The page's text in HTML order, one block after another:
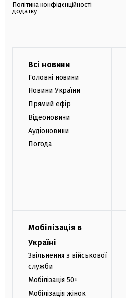
Політика конфіденційності
додатку
Всі новини
Головні новини
Новини України
Прямий ефір
Відеоновини
Аудіоновини
Погода
Мобілізація в
Україні
Звільнення з військової
служби
Мобілізація 50+
Мобілізація жінок